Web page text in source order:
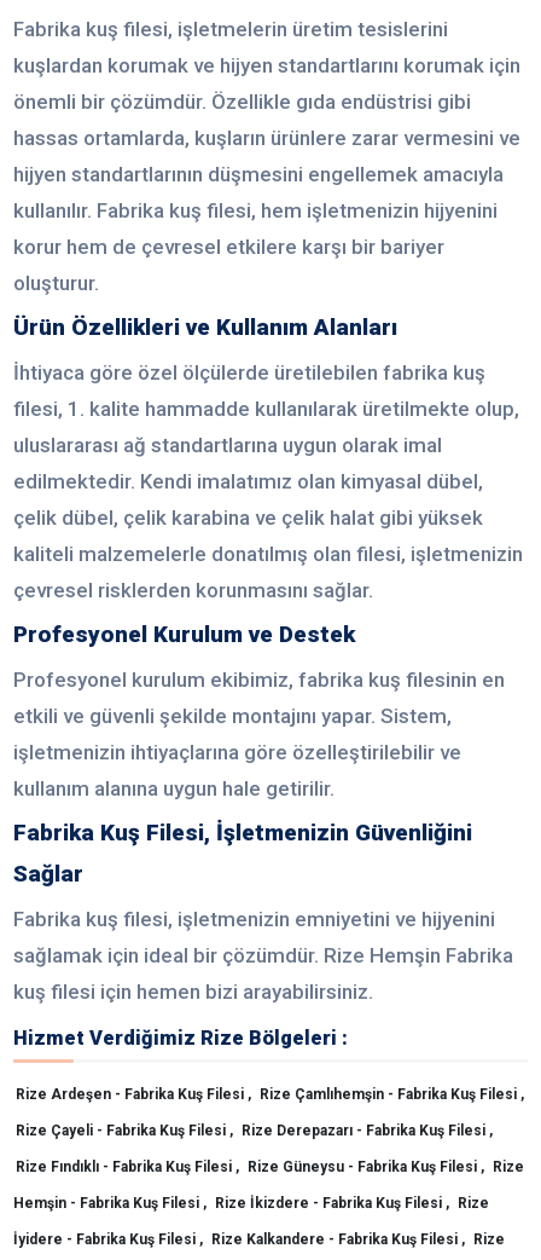
Fabrika kuş filesi, işletmelerin üretim tesislerini
kuşlardan korumak ve hijyen standartlarını korumak için
önemli bir çözümdür. Özellikle gıda endüstrisi gibi
hassas ortamlarda, kuşların ürünlere zarar vermesini ve
hijyen standartlarının düşmesini engellemek amacıyla
kullanılır. Fabrika kuş filesi, hem işletmenizin hijyenini
korur hem de çevresel etkilere karşı bir bariyer
oluşturur.
Ürün Özellikleri ve Kullanım Alanları
İhtiyaca göre özel ölçülerde üretilebilen fabrika kuş
filesi, 1. kalite hammadde kullanılarak üretilmekte olup,
uluslararası ağ standartlarına uygun olarak imal
edilmektedir. Kendi imalatımız olan kimyasal dübel,
çelik dübel, çelik karabina ve çelik halat gibi yüksek
kaliteli malzemelerle donatılmış olan filesi, işletmenizin
çevresel risklerden korunmasını sağlar.
Profesyonel Kurulum ve Destek
Profesyonel kurulum ekibimiz, fabrika kuş filesinin en
etkili ve güvenli şekilde montajını yapar. Sistem,
işletmenizin ihtiyaçlarına göre özelleştirilebilir ve
kullanım alanına uygun hale getirilir.
Fabrika Kuş Filesi, İşletmenizin Güvenliğini
Sağlar
Fabrika kuş filesi, işletmenizin emniyetini ve hijyenini
sağlamak için ideal bir çözümdür. Rize Hemşin Fabrika
kuş filesi için hemen bizi arayabilirsiniz.
Hizmet Verdiğimiz Rize Bölgeleri :
Rize Ardeşen - Fabrika Kuş Filesi , Rize Çamlıhemşin - Fabrika Kuş Filesi ,
Rize Çayeli - Fabrika Kuş Filesi , Rize Derepazarı - Fabrika Kuş Filesi ,
Rize Fındıklı - Fabrika Kuş Filesi , Rize Güneysu - Fabrika Kuş Filesi , Rize
Hemşin - Fabrika Kuş Filesi , Rize İkizdere - Fabrika Kuş Filesi , Rize
İyidere - Fabrika Kuş Filesi , Rize Kalkandere - Fabrika Kuş Filesi , Rize